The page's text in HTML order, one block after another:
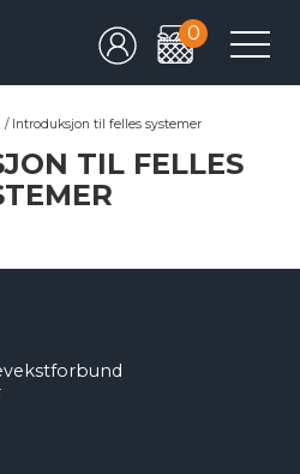
0
/ Introduksjon til felles systemer
TIL FELLES